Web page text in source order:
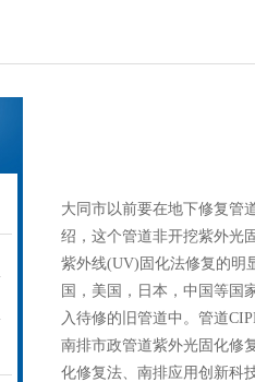
大同市以前要在地下修复管
绍，这个管道非开挖紫外光
紫外线(UV)固化法修复的明
国，美国，日本，中国等国
入待修的旧管道中。管道
南排市政管道紫外光固化修
化修复法、南排应用创新科